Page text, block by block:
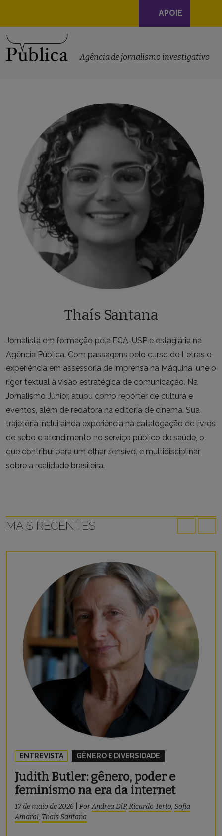
Navegação
principal
APOIE
Agência de jornalismo investigativo
Thaís Santana
Jornalista em formação pela ECA-USP e estagiária na
Agência Pública. Com passagens pelo curso de Letras e
experiência em assessoria de imprensa na Máquina, une o
rigor textual à visão estratégica de comunicação. Na
Jornalismo Júnior, atuou como repórter de cultura e
eventos, além de redatora na editoria de cinema. Sua
trajetória inclui ainda experiência na catalogação de livros
de sebo e atendimento no serviço público de saúde, o
que contribui para um olhar sensível e multidisciplinar
sobre a realidade brasileira.
MAIS RECENTES
ENTREVISTA GÊNERO E DIVERSIDADE
Judith Butler: gênero, poder e
feminismo na era da internet
17 de maio de 2026 PorAndrea DiP, Ricardo Terto, Sofia
Amaral, Thaís Santana